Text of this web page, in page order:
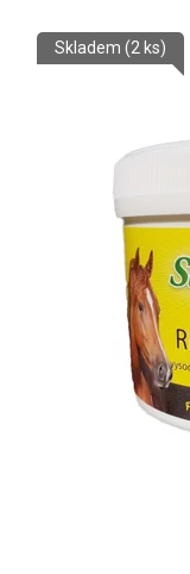
Skladem (2 ks)